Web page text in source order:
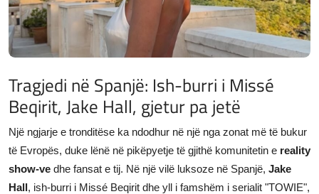
Gallery
Shqip
Tragjedi në Spanjë: Ish-burri i Missé
Beqirit, Jake Hall, gjetur pa jetë
Një ngjarje e tronditëse ka ndodhur në një nga zonat më të bukur
të Evropës, duke lënë në pikëpyetje të gjithë komunitetin e reality
show-ve dhe fansat e tij. Në një vilë luksoze në Spanjë, Jake
Hall, ish-burri i Missé Beqirit dhe yll i famshëm i serialit "TOWIE",